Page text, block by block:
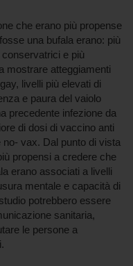
che erano più propense
una bufala erano: più
e più
mostrare atteggiamenti
livelli più elevati di
e paura del vaiolo
precedente infezione da
di dosi di vaccino anti
vax. Dal punto di vista
propensi a credere che
erano associati a livelli
mentale e capacità di
potrebbero essere
sanitaria,
le persone a